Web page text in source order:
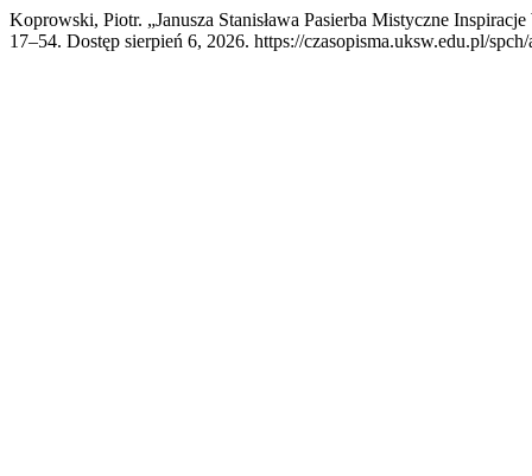
Koprowski, Piotr. „Janusza Stanisława Pasierba Mistyczne
17–54. Dostęp sierpień 6, 2026. https://czasopisma.uksw.edu.pl/